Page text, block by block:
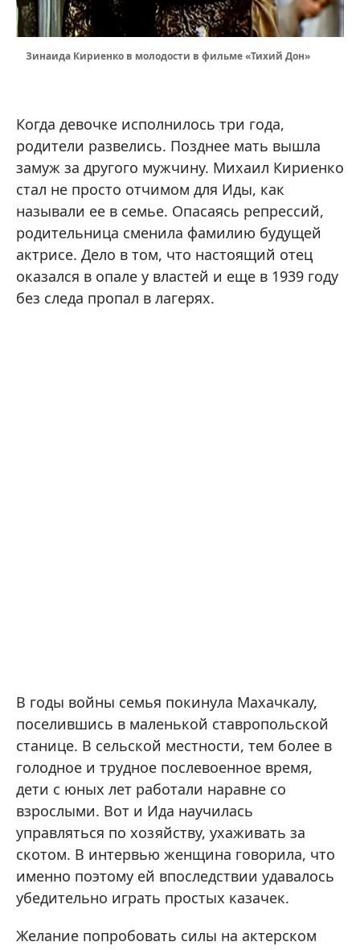
Зинаида Кириенко в молодости в фильме «Тихий Дон»
Когда девочке исполнилось три года,
родители развелись. Позднее мать вышла
замуж за другого мужчину. Михаил Кириенко
стал не просто отчимом для Иды, как
называли ее в семье. Опасаясь репрессий,
родительница сменила фамилию будущей
актрисе. Дело в том, что настоящий отец
оказался в опале у властей и еще в 1939 году
без следа пропал в лагерях.
В годы войны семья покинула Махачкалу,
поселившись в маленькой ставропольской
станице. В сельской местности, тем более в
голодное и трудное послевоенное время,
дети с юных лет работали наравне со
взрослыми. Вот и Ида научилась
управляться по хозяйству, ухаживать за
скотом. В интервью женщина говорила, что
именно поэтому ей впоследствии удавалось
убедительно играть простых казачек.
Желание попробовать силы на актерском